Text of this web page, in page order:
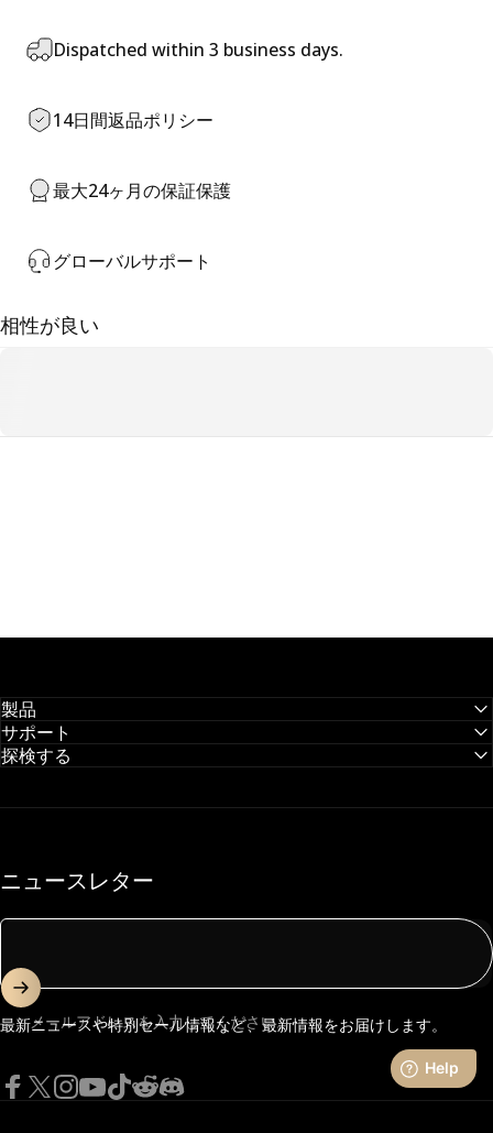
Dispatched within 3 business days.
14日間返品ポリシー
最大24ヶ月の保証保護
グローバルサポート
相性が良い
製品
サポート
探検する
ニュースレター
メールアドレスを入力してください。
最新ニュースや特別セール情報など、最新情報をお届けします。